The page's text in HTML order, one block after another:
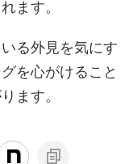
ます。
る外見を気にす
を心がけること
ます。